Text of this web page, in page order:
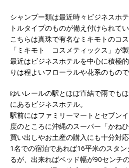
シャンプー類は最近時々ビジネスホ
トルタイプのものが備え付けられてい
こちらは真珠で有名なミキモトのコ
「ミキモト コスメティックス」が製
最近はビジネスホテルを中心に積極
りは程よいフローラルや花系のもので
ゆいレールの駅とほぼ直結で雨でも
にあるビジネスホテル。
駅前にはファミリーマートとセブン
度のところに沖縄のスーパー「かね
買い出しやお土産の購入にも十分対応
1名での宿泊であれば16平米のスタ
るが、出来ればベッド幅が90センチ